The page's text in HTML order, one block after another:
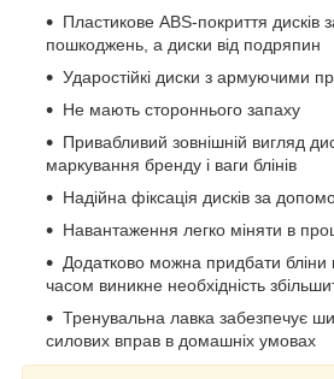
Пластикове ABS-покриття дисків
пошкоджень, а диски від подряпин
Ударостійкі диски з армуючими
Не мають стороннього запаху
Привабливий зовнішній вигляд
маркування бренду і ваги блінів
Надійна фіксація дисків за
Навантаження легко міняти в
Додатково можна придбати
часом виникне необхідність
Тренувальна лавка забезпечує
силових вправ в домашніх умовах